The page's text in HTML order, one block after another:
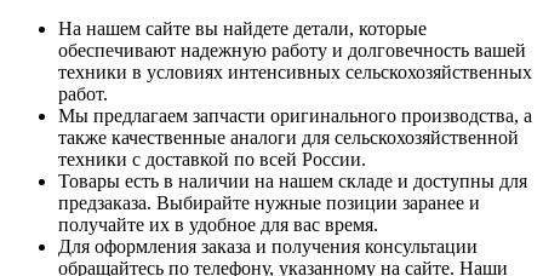
На нашем сайте вы найдете детали, которые
обеспечивают надежную работу и долговечность вашей
техники в условиях интенсивных сельскохозяйственных
работ.
Мы предлагаем запчасти оригинального производства, а
также качественные аналоги для сельскохозяйственной
техники с доставкой по всей России.
Товары есть в наличии на нашем складе и доступны для
предзаказа. Выбирайте нужные позиции заранее и
получайте их в удобное для вас время.
Для оформления заказа и получения консультации
обращайтесь по телефону, указанному на сайте. Наши